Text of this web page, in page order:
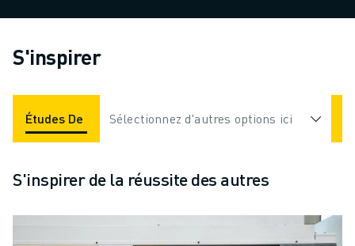
S'inspirer
Études De Cas Applications Industries
Sélectionnez d'autres options ici
S'inspirer de la réussite des autres